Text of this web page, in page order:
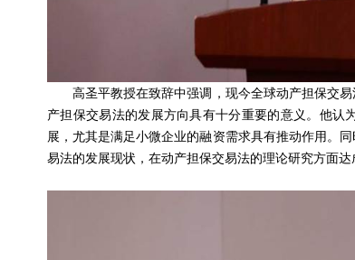
高圣平教授在致辞中强调，现今全球动产担保交易
产担保交易法的发展方向具有十分重要的意义。他
展，尤其是满足小微企业的融资需求具有推动作用。
易法的发展现状，在动产担保交易法的理论研究方面达